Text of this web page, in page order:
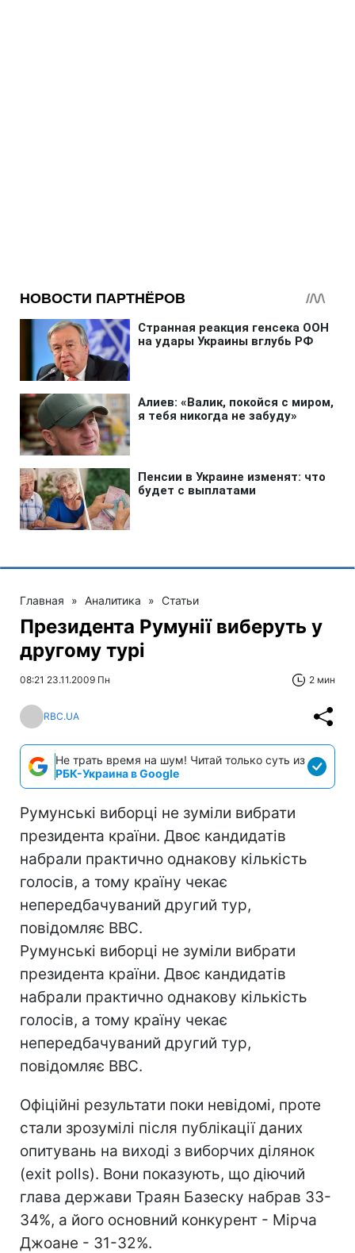
Главная » Аналитика » Статьи
Президента Румунії виберуть у
другому турі
08:21 23.11.2009 Пн 2 мин
RBC.UA
Не трать время на шум! Читай только суть из
РБК-Украина в Google
Румунські виборці не зуміли вибрати
президента країни. Двоє кандидатів
набрали практично однакову кількість
голосів, а тому країну чекає
непередбачуваний другий тур,
повідомляє BBC.
Румунські виборці не зуміли вибрати
президента країни. Двоє кандидатів
набрали практично однакову кількість
голосів, а тому країну чекає
непередбачуваний другий тур,
повідомляє BBC.
Офіційні результати поки невідомі, проте
стали зрозумілі після публікації даних
опитувань на виході з виборчих ділянок
(exit polls). Вони показують, що діючий
глава держави Траян Базеску набрав 33-
34%, а його основний конкурент - Мірча
Джоане - 31-32%.